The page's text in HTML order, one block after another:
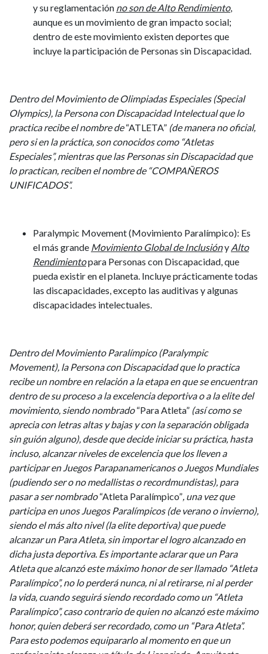
y su reglamentación no son de Alto Rendimiento,
aunque es un movimiento de gran impacto social;
dentro de este movimiento existen deportes que
incluye la participación de Personas sin Discapacidad.
Dentro del Movimiento de Olimpiadas Especiales (Special
Olympics), la Persona con Discapacidad Intelectual que lo
practica recibe el nombre de“ATLETA” (de manera no oficial,
pero si en la práctica, son conocidos como “Atletas
Especiales”, mientras que las Personas sin Discapacidad que
lo practican, reciben el nombre de “COMPAÑEROS
UNIFICADOS”.
Paralympic Movement (Movimiento Paralímpico): Es
el más grande Movimiento Global de Inclusióny Alto
Rendimientopara Personas con Discapacidad, que
pueda existir en el planeta. Incluye prácticamente todas
las discapacidades, excepto las auditivas y algunas
discapacidades intelectuales.
Dentro del Movimiento Paralímpico (Paralympic
Movement), la Persona con Discapacidad que lo practica
recibe un nombre en relación a la etapa en que se encuentran
dentro de su proceso a la excelencia deportiva o a la elite del
movimiento, siendo nombrado“Para Atleta” (así como se
aprecia con letras altas y bajas y con la separación obligada
sin guión alguno), desde que decide iniciar su práctica, hasta
incluso, alcanzar niveles de excelencia que los lleven a
participar en Juegos Parapanamericanos o Juegos Mundiales
(pudiendo ser o no medallistas o recordmundistas), para
pasar a ser nombrado“Atleta Paralímpico”, una vez que
participa en unos Juegos Paralímpicos (de verano o invierno),
siendo el más alto nivel (la elite deportiva) que puede
alcanzar un Para Atleta, sin importar el logro alcanzado en
dicha justa deportiva. Es importante aclarar que un Para
Atleta que alcanzó este máximo honor de ser llamado “Atleta
Paralímpico”, no lo perderá nunca, ni al retirarse, ni al perder
la vida, cuando seguirá siendo recordado como un “Atleta
Paralímpico”, caso contrario de quien no alcanzó este máximo
honor, quien deberá ser recordado, como un “Para Atleta”.
Para esto podemos equipararlo al momento en que un